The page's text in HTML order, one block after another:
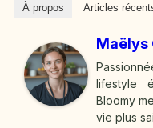
À propos Articles
Maëlys
lifestyle
Bloomy
vie plus